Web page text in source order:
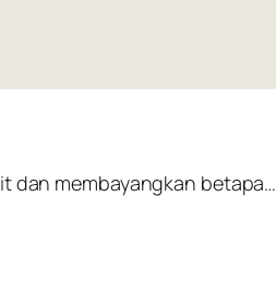
dan membayangkan betapa…